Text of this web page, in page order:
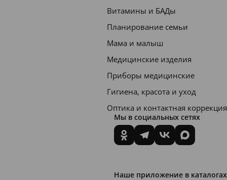
Витамины и БАДы
Планирование семьи
Мама и малыш
Медицинские изделия
Приборы медицинские
Гигиена, красота и уход
Оптика и контактная коррекция
Мы в социальных сетях
Наше приложение в каталогах